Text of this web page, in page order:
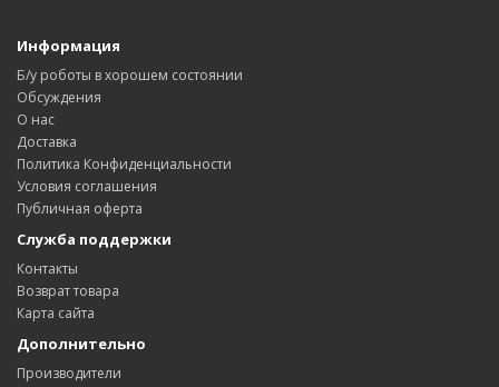
Информация
Б/у роботы в хорошем состоянии
Обсуждения
О нас
Доставка
Политика Конфиденциальности
Условия соглашения
Публичная оферта
Служба поддержки
Контакты
Возврат товара
Карта сайта
Дополнительно
Производители